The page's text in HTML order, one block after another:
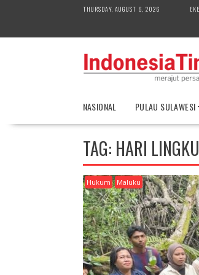
THURSDAY, AUGUST 6, 2026
NASIONAL PULAU SULAWESI
TAG: HARI
Hukum Maluku